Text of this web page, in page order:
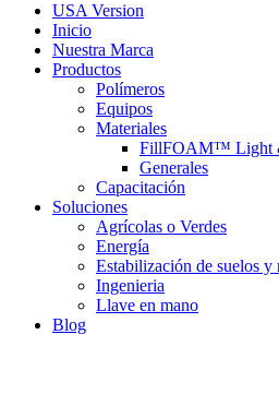
USA Version
Inicio
Nuestra Marca
Productos
Polímeros
Equipos
Materiales
FillFOAM™ Light
Generales
Capacitación
Soluciones
Agrícolas o Verdes
Energía
Estabilización de suelos y
Ingenieria
Llave en mano
Blog